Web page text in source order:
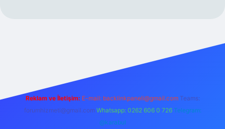
Reklam ve İletişim: E-mail: backlinkpaneli@gmail.com Teams:
forumhizmeti@gmail.com Whatsapp: 0262 606 0 726 Telegram:
@karabul